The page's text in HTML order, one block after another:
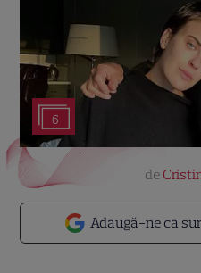
6
Adaugă-ne ca
de